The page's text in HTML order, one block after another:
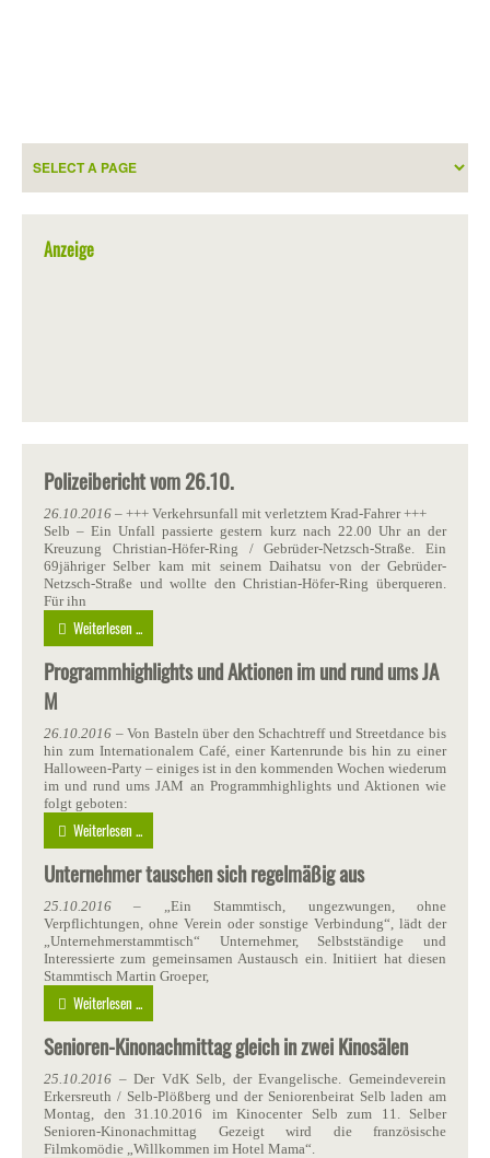
Anzeige
Polizeibericht vom 26.10.
26.10.2016 – +++ Verkehrsunfall mit verletztem Krad-Fahrer +++
Selb – Ein Unfall passierte gestern kurz nach 22.00 Uhr an der
Kreuzung Christian-Höfer-Ring / Gebrüder-Netzsch-Straße. Ein
69jähriger Selber kam mit seinem Daihatsu von der Gebrüder-
Netzsch-Straße und wollte den Christian-Höfer-Ring überqueren.
Für ihn
Weiterlesen ...
Programmhighlights und Aktionen im und rund ums JA
M
26.10.2016 – Von Basteln über den Schachtreff und Streetdance bis
hin zum Internationalem Café, einer Kartenrunde bis hin zu einer
Halloween-Party – einiges ist in den kommenden Wochen wiederum
im und rund ums JAM an Programmhighlights und Aktionen wie
folgt geboten:
Weiterlesen ...
Unternehmer tauschen sich regelmäßig aus
25.10.2016 – „Ein Stammtisch, ungezwungen, ohne
Verpflichtungen, ohne Verein oder sonstige Verbindung“, lädt der
„Unternehmerstammtisch“ Unternehmer, Selbstständige und
Interessierte zum gemeinsamen Austausch ein. Initiiert hat diesen
Stammtisch Martin Groeper,
Weiterlesen ...
Senioren-Kinonachmittag gleich in zwei Kinosälen
25.10.2016 – Der VdK Selb, der Evangelische. Gemeindeverein
Erkersreuth / Selb-Plößberg und der Seniorenbeirat Selb laden am
Montag, den 31.10.2016 im Kinocenter Selb zum 11. Selber
Senioren-Kinonachmittag Gezeigt wird die französische
Filmkomödie „Willkommen im Hotel Mama“.